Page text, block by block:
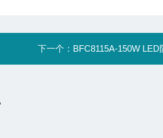
下一个： BFC8115A-150W LED